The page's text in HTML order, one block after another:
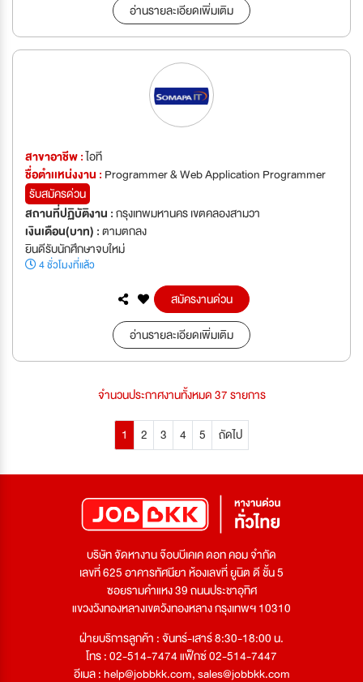
อ่านรายละเอียดเพิ่มเติม
สาขาอาชีพ :ไอที
ชื่อตำเเหน่งงาน : Programmer & Web Application Programmer
รับสมัครด่วน
สถานที่ปฏิบัติงาน :กรุงเทพมหานคร เขตคลองสามวา
เงินเดือน(บาท) :ตามตกลง
ยินดีรับนักศึกษาจบใหม่
4 ชั่วโมงที่แล้ว
สมัครงานด่วน
อ่านรายละเอียดเพิ่มเติม
จำนวนประกาศงานทั้งหมด 37 รายการ
1 2 3 4 5 ถัดไป
บริษัท จัดหางาน จ๊อบบีเคเค ดอท คอม จำกัด
เลขที่ 625 อาคารทัศนียา ห้องเลขที่ ยูนิต ดี ชั้น 5
ซอยรามคำแหง 39 ถนนประชาอุทิศ
แขวงวังทองหลางเขตวังทองหลาง กรุงเทพฯ 10310
ฝ่ายบริการลูกค้า : จันทร์-เสาร์ 8:30-18:00 น.
โทร : 02-514-7474 แฟ็กซ์ 02-514-7447
อีเมล :help@jobbkk.com,sales@jobbkk.com